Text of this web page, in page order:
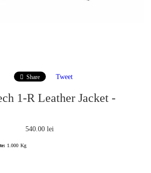
Share Tweet
1-R Leather Jacket -
540.00 lei
1.000 Kg